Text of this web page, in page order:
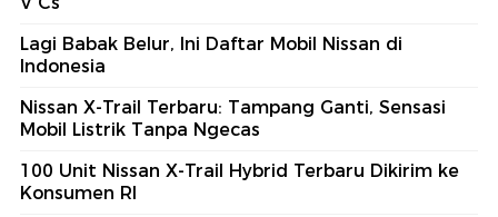
Lagi Babak Belur, Ini Daftar Mobil Nissan di
Indonesia
Nissan X-Trail Terbaru: Tampang Ganti, Sensasi
Mobil Listrik Tanpa Ngecas
100 Unit Nissan X-Trail Hybrid Terbaru Dikirim ke
Konsumen RI